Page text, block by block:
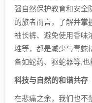
强自然保护教育和安全
的旅者而言，了解并掌
袖长裤、避免使用香味
堆等，都是减少与毒蛇
备如蛇药、驱蛇器等,也
科技与自然的和谐共存
在悲痛之余，我们也不